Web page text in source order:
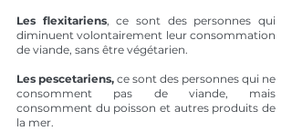
Les flexitariens, ce sont des personnes qui
diminuent volontairement leur consommation
de viande, sans être végétarien.
Les pescetariens, ce sont des personnes qui ne
consomment pas de viande, mais
consomment du poisson et autres produits de
la mer.